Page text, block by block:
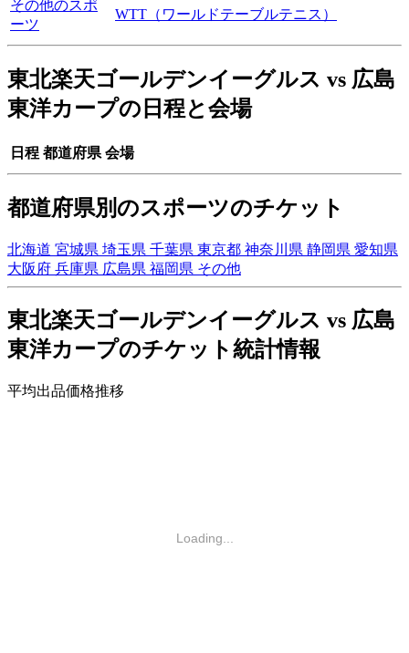
その他のスポ
ーツ
WTT（ワールドテーブルテニス）
東北楽天ゴールデンイーグルス vs 広島
東洋カープの日程と会場
日程 都道府県 会場
都道府県別のスポーツのチケット
北海道 宮城県 埼玉県 千葉県 東京都 神奈川県 静岡県 愛知県
大阪府 兵庫県 広島県 福岡県 その他
東北楽天ゴールデンイーグルス vs 広島
東洋カープのチケット統計情報
平均出品価格推移
Loading...